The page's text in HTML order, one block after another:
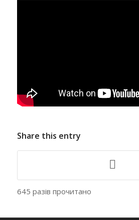
Share this entry
645 разів прочитано